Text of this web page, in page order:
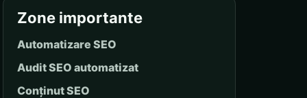
Zone importante
Automatizare SEO
Audit SEO automatizat
Conținut SEO